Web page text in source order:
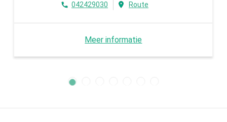
042429030 Route
Meer informatie